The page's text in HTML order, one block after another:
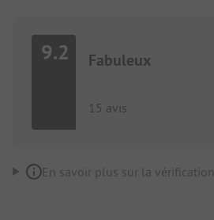
9.2 Fabuleux
15 avis
En savoir plus sur la vérification